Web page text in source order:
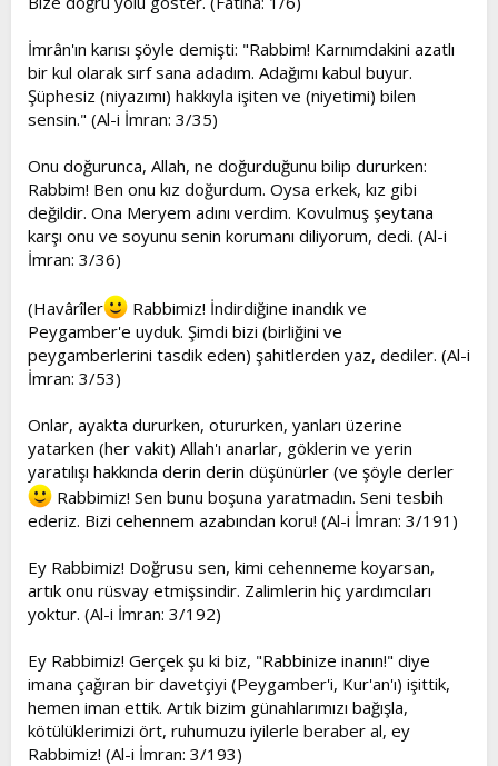
İmrân'ın karısı şöyle demişti: "Rabbim! Karnımdakini azatlı
bir kul olarak sırf sana adadım. Adağımı kabul buyur.
Şüphesiz (niyazımı) hakkıyla işiten ve (niyetimi) bilen
sensin." (Al-i İmran: 3/35)
Onu doğurunca, Allah, ne doğurduğunu bilip dururken:
Rabbim! Ben onu kız doğurdum. Oysa erkek, kız gibi
değildir. Ona Meryem adını verdim. Kovulmuş şeytana
karşı onu ve soyunu senin korumanı diliyorum, dedi. (Al-i
İmran: 3/36)
(Havârîler
Rabbimiz! İndirdiğine inandık ve
Peygamber'e uyduk. Şimdi bizi (birliğini ve
peygamberlerini tasdik eden) şahitlerden yaz, dediler. (Al-i
İmran: 3/53)
Onlar, ayakta dururken, otururken, yanları üzerine
yatarken (her vakit) Allah'ı anarlar, göklerin ve yerin
yaratılışı hakkında derin derin düşünürler (ve şöyle derler
Rabbimiz! Sen bunu boşuna yaratmadın. Seni tesbih
ederiz. Bizi cehennem azabından koru! (Al-i İmran: 3/191)
Ey Rabbimiz! Doğrusu sen, kimi cehenneme koyarsan,
artık onu rüsvay etmişsindir. Zalimlerin hiç yardımcıları
yoktur. (Al-i İmran: 3/192)
Ey Rabbimiz! Gerçek şu ki biz, "Rabbinize inanın!" diye
imana çağıran bir davetçiyi (Peygamber'i, Kur'an'ı) işittik,
hemen iman ettik. Artık bizim günahlarımızı bağışla,
kötülüklerimizi ört, ruhumuzu iyilerle beraber al, ey
Rabbimiz! (Al-i İmran: 3/193)